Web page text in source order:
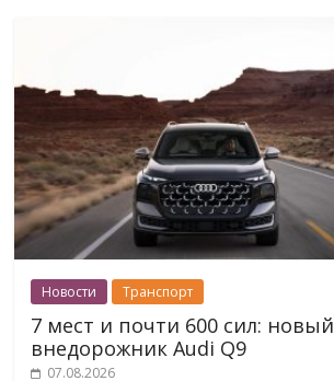
Новости Транспорт
7 мест и почти 600 сил: новый
внедорожник Audi Q9
07.08.2026